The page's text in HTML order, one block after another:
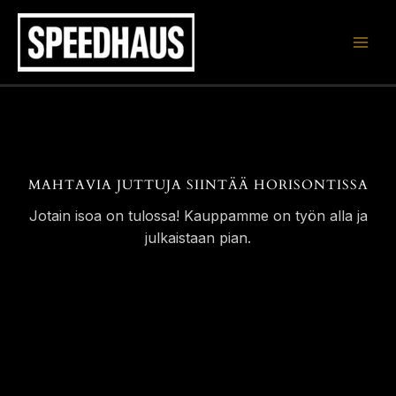
Siirry
sisältöön
MAHTAVIA JUTTUJA SIINTÄÄ HORISONTISSA
Jotain isoa on tulossa! Kauppamme on työn alla ja
julkaistaan pian.